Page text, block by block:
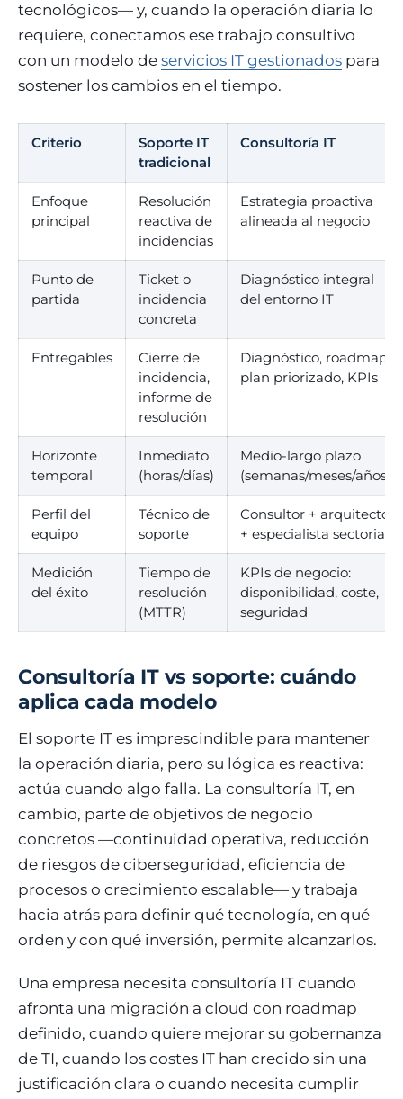
tecnológicos— y, cuando la operación diaria lo
requiere, conectamos ese trabajo consultivo
con un modelo de servicios IT gestionados para
sostener los cambios en el tiempo.
Criterio
Soporte IT
tradicional
Consultoría IT
Enfoque
principal
Resolución
reactiva de
incidencias
Estrategia proactiva
alineada al negocio
Punto de
partida
Ticket o
incidencia
concreta
Diagnóstico integral
del entorno IT
Entregables
Cierre de
incidencia,
informe de
resolución
Diagnóstico, roadmap,
plan priorizado, KPIs
Horizonte
temporal
Inmediato
(horas/días)
Medio-largo plazo
(semanas/meses/años)
Perfil del
equipo
Técnico de
soporte
Consultor + arquitecto
+ especialista sectorial
Medición
del éxito
Tiempo de
resolución
(MTTR)
KPIs de negocio:
disponibilidad, coste,
seguridad
Consultoría IT vs soporte: cuándo
aplica cada modelo
El soporte IT es imprescindible para mantener
la operación diaria, pero su lógica es reactiva:
actúa cuando algo falla. La consultoría IT, en
cambio, parte de objetivos de negocio
concretos —continuidad operativa, reducción
de riesgos de ciberseguridad, eficiencia de
procesos o crecimiento escalable— y trabaja
hacia atrás para definir qué tecnología, en qué
orden y con qué inversión, permite alcanzarlos.
Una empresa necesita consultoría IT cuando
afronta una migración a cloud con roadmap
definido, cuando quiere mejorar su gobernanza
de TI, cuando los costes IT han crecido sin una
justificación clara o cuando necesita cumplir